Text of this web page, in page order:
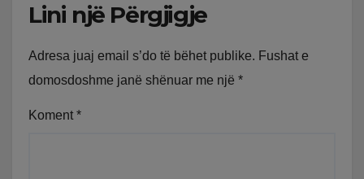
Lini një Përgjigje
Adresa juaj email s’do të bëhet publike. Fushat e
domosdoshme janë shënuar me një *
Koment *